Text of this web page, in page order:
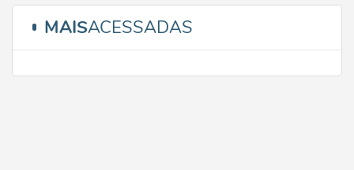
MAISACESSADAS